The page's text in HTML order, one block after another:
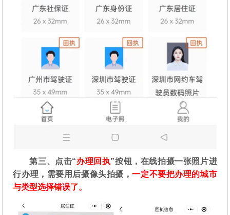
第三、点击“办理回执”按钮，在线拍摄一张照片进
行办理，需要用后摄像头拍摄，一定不要把办理的城市
与类型选择错误了。